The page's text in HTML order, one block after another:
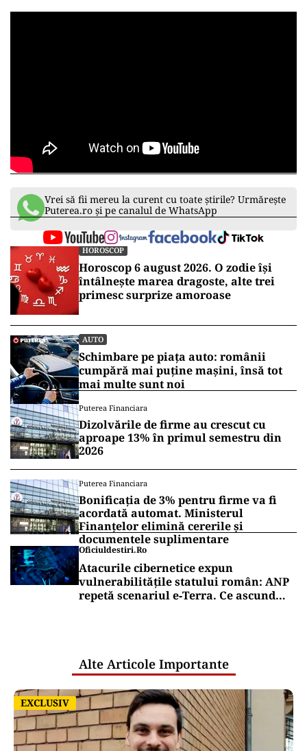
Vrei să fii mereu la curent cu toate știrile? Urmărește
Puterea.ro și pe canalul de WhatsApp
HOROSCOP
Horoscop 6 august 2026. O zodie își
întâlnește marea dragoste, alte trei
primesc surprize amoroase
AUTO
Schimbare pe piața auto: românii
cumpără mai puține mașini, însă tot
mai multe sunt noi
Puterea Financiara
Dizolvările de firme au crescut cu
aproape 13% în primul semestru din
2026
Puterea Financiara
Bonificația de 3% pentru firme va fi
acordată automat. Ministerul
Finanțelor elimină cererile și
documentele suplimentare
Oficiuldestiri.ro
Atacurile cibernetice expun
vulnerabilitățile statului român: ANP
repetă scenariul e‑Terra. Ce ascund
Alte Articole Importante
EXCLUSIV
EXCLUSIV